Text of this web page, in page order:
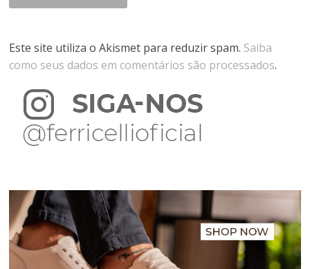
Este site utiliza o Akismet para reduzir spam. Saiba
como seus dados em comentários são processados.